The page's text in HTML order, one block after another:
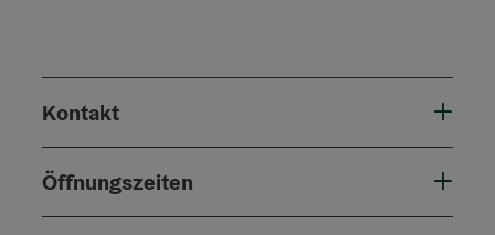
Kontakt
Öffnungszeiten